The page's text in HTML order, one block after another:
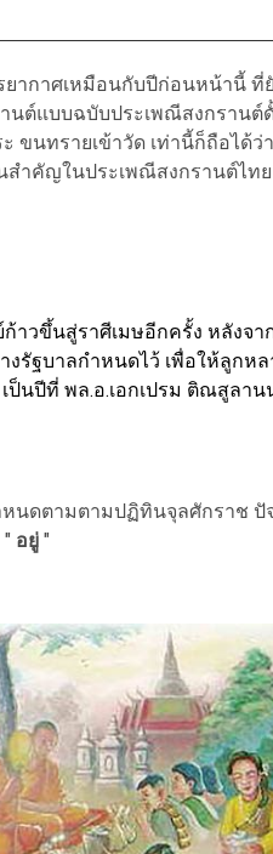
ยากาศเหมือนกับปีก่อนหน้านี้ ที่
นต์แบบฉบับประเพณีสงกรานต์ดั้
ขนทรายเข้าวัด เท่านี้ก็ถือได้ว่
สำคัญในประเพณีสงกรานต์ไท
าวขึ้นสู่ราศีเมษอีกครั้ง หลังจา
งรัฐบาลกำหนดไว้ เพื่อให้ลูกห
ป็นปีที่ พล.อ.เอกเปรม ติณสูลาน
หนดตามตามปฏิทินจุลศักราช ปั
อยู่ "